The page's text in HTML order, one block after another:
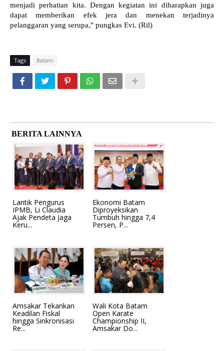
menjadi perhatian kita. Dengan kegiatan ini diharapkan juga
dapat memberikan efek jera dan menekan terjadinya
pelanggaran yang serupa," pungkas Evi. (Ril)
Tags Batam
BERITA LAINNYA
Lantik Pengurus
IPMB, Li Claudia
Ajak Pendeta Jaga
Keru...
Ekonomi Batam
Diproyeksikan
Tumbuh hingga 7,4
Persen, P...
Amsakar Tekankan
Keadilan Fiskal
hingga Sinkronisasi
Re...
Wali Kota Batam
Open Karate
Championship II,
Amsakar Do...